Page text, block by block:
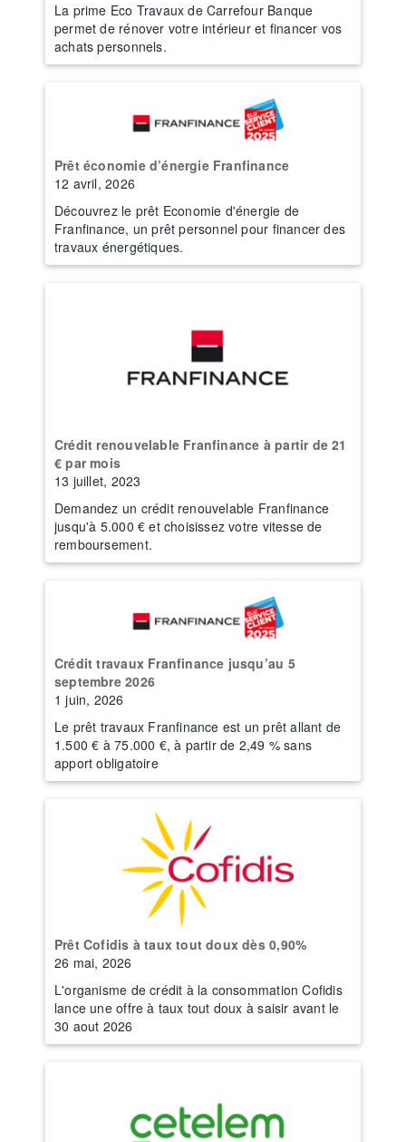
La prime Eco Travaux de Carrefour Banque
permet de rénover votre intérieur et financer vos
achats personnels.
Prêt économie d’énergie Franfinance
12 avril, 2026
Découvrez le prêt Economie d'énergie de
Franfinance, un prêt personnel pour financer des
travaux énergétiques.
Crédit renouvelable Franfinance à partir de 21
€ par mois
13 juillet, 2023
Demandez un crédit renouvelable Franfinance
jusqu'à 5.000 € et choisissez votre vitesse de
remboursement.
Crédit travaux Franfinance jusqu’au 5
septembre 2026
1 juin, 2026
Le prêt travaux Franfinance est un prêt allant de
1.500 € à 75.000 €, à partir de 2,49 % sans
apport obligatoire
Prêt Cofidis à taux tout doux dès 0,90%
26 mai, 2026
L'organisme de crédit à la consommation Cofidis
lance une offre à taux tout doux à saisir avant le
30 aout 2026